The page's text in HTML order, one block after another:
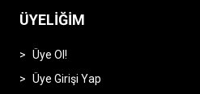
ÜYELIĞIM
Üye Ol!
Üye Girişi Yap